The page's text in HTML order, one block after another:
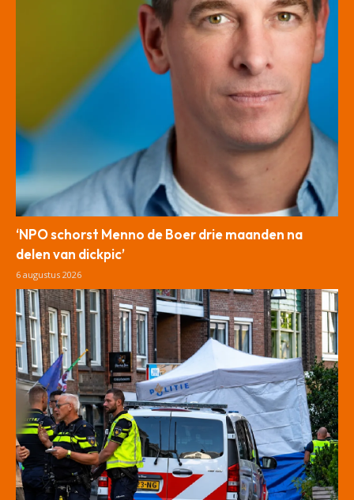
‘NPO schorst Menno de Boer drie maanden na
delen van dickpic’
6 augustus 2026